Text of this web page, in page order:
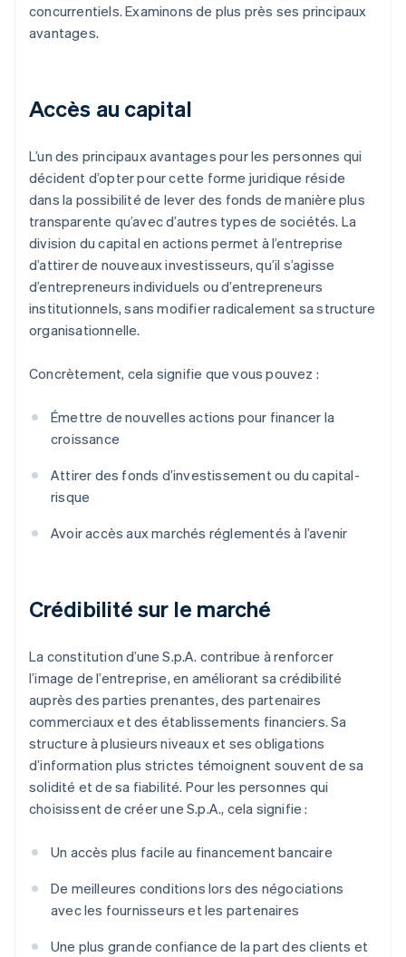
concurrentiels. Examinons de plus près ses principaux
avantages.
Accès au capital
L’un des principaux avantages pour les personnes qui
décident d’opter pour cette forme juridique réside
dans la possibilité de lever des fonds de manière plus
transparente qu’avec d’autres types de sociétés. La
division du capital en actions permet à l’entreprise
d’attirer de nouveaux investisseurs, qu’il s’agisse
d’entrepreneurs individuels ou d’entrepreneurs
institutionnels, sans modifier radicalement sa structure
organisationnelle.
Concrètement, cela signifie que vous pouvez :
Émettre de nouvelles actions pour financer la
croissance
Attirer des fonds d’investissement ou du capital-
risque
Avoir accès aux marchés réglementés à l’avenir
Crédibilité sur le marché
La constitution d’une S.p.A. contribue à renforcer
l’image de l’entreprise, en améliorant sa crédibilité
auprès des parties prenantes, des partenaires
commerciaux et des établissements financiers. Sa
structure à plusieurs niveaux et ses obligations
d’information plus strictes témoignent souvent de sa
solidité et de sa fiabilité. Pour les personnes qui
choisissent de créer une S.p.A., cela signifie :
Un accès plus facile au financement bancaire
De meilleures conditions lors des négociations
avec les fournisseurs et les partenaires
Une plus grande confiance de la part des clients et